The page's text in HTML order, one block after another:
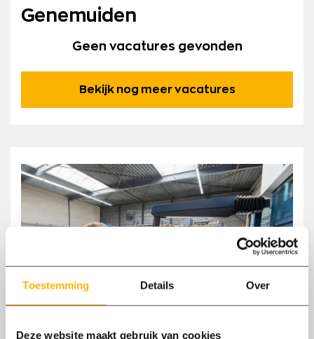
Toestemming Details Over
Deze website maakt gebruik van cookies
Genemuiden
Geen vacatures gevonden
Bekijk nog meer vacatures